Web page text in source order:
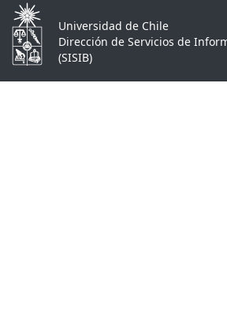
Universidad de Chile
Dirección de Servicios de
(SISIB)